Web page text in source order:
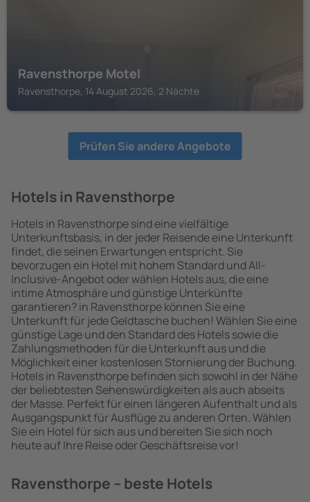
Ravensthorpe Motel
Ravensthorpe, 14 August 2026, 2 Nächte
Prüfen Sie andere Angebote
Hotels in Ravensthorpe
Hotels in Ravensthorpe sind eine vielfältige
Unterkunftsbasis, in der jeder Reisende eine Unterkunft
findet, die seinen Erwartungen entspricht. Sie
bevorzugen ein Hotel mit hohem Standard und All-
Inclusive-Angebot oder wählen Hotels aus, die eine
intime Atmosphäre und günstige Unterkünfte
garantieren? in Ravensthorpe können Sie eine
Unterkunft für jede Geldtasche buchen! Wählen Sie eine
günstige Lage und den Standard des Hotels sowie die
Zahlungsmethoden für die Unterkunft aus und die
Möglichkeit einer kostenlosen Stornierung der Buchung.
Hotels in Ravensthorpe befinden sich sowohl in der Nähe
der beliebtesten Sehenswürdigkeiten als auch abseits
der Masse. Perfekt für einen längeren Aufenthalt und als
Ausgangspunkt für Ausflüge zu anderen Orten. Wählen
Sie ein Hotel für sich aus und bereiten Sie sich noch
heute auf Ihre Reise oder Geschäftsreise vor!
Ravensthorpe – beste Hotels